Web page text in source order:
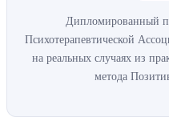
Дипломированный
Психотерапевтической
на реальных случаях из
метода